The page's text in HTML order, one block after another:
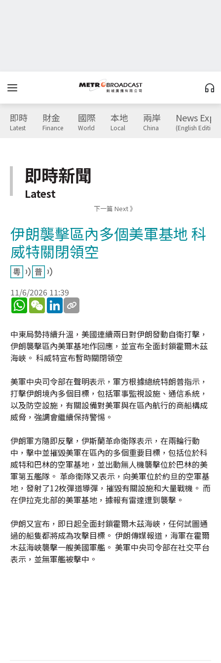
即時
Latest
財金
Finance
國際
World
本地
Local
兩岸
China
News
(English Edition)
即時新聞
Latest
下一篇 Next 》
伊朗襲擊區內多個美軍基地 科
威特關閉領空
11/6/2026 11:39
WhatsApp
WeChatLinkedIn
中東局勢持續升溫，美國連續兩日對伊朗發動自衛打擊，
伊朗襲擊區內美軍基地作回應，並宣布全面封鎖霍爾木茲
海峽。 科威特宣布暫時關閉領空
美軍中央司令部在聲明表示，軍方根據總統特朗普指示，
打擊伊朗境內多個目標，包括軍事監視設施、通信系統，
以及防空設施，有關設備對美軍與在區內航行的商船構成
威脅，強調會繼續保持警惕。
伊朗軍方隨即反擊，伊斯蘭革命衛隊表示，在兩輪行動
中，擊中並摧毀美軍在區內的多個重要目標，包括位於科
威特和巴林的空軍基地，並出動無人機襲擊位於巴林的美
軍第五艦隊。 革命衛隊又表示，向美軍位於約旦的空軍基
地，發射了12枚彈道導彈，摧毀有關設施和大量戰機。 而
在伊拉克北部的美軍基地，據報有雷達遭到襲擊。
伊朗又宣布，即日起全面封鎖霍爾木茲海峽，任何試圖通
過的船隻都將成為攻擊目標。 伊朗傳媒報道，海軍在霍爾
木茲海峽襲擊一艘美國軍艦。 美軍中央司令部在社交平台
表示，並無軍艦被擊中。